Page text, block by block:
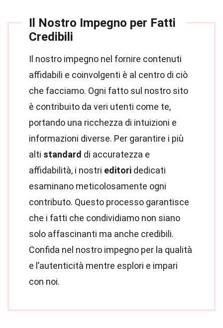
Il Nostro Impegno per Fatti
Credibili
Il nostro impegno nel fornire contenuti
affidabili e coinvolgenti è al centro di ciò
che facciamo. Ogni fatto sul nostro sito
è contribuito da veri utenti come te,
portando una ricchezza di intuizioni e
informazioni diverse. Per garantire i più
alti standard di accuratezza e
affidabilità, i nostri editori dedicati
esaminano meticolosamente ogni
contributo. Questo processo garantisce
che i fatti che condividiamo non siano
solo affascinanti ma anche credibili.
Confida nel nostro impegno per la qualità
e l’autenticità mentre esplori e impari
con noi.